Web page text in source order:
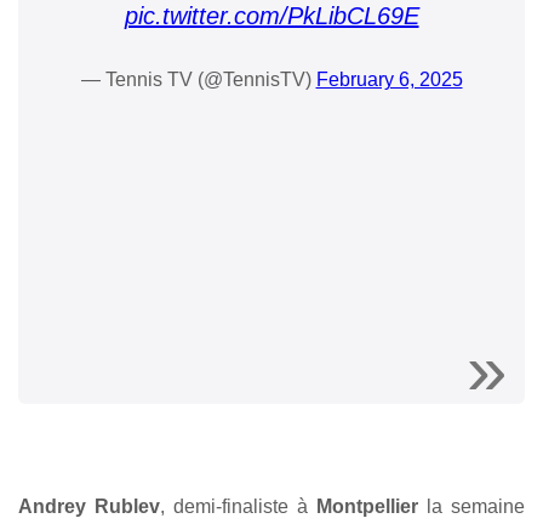
pic.twitter.com/PkLibCL69E
— Tennis TV (@TennisTV) February 6, 2025
Andrey Rublev, demi-finaliste à Montpellier la semaine